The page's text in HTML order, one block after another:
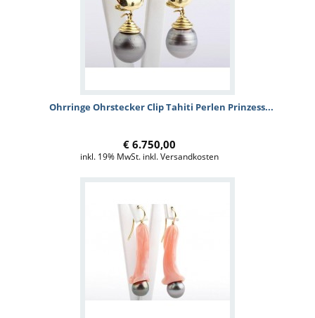
Ohrringe Ohrstecker Clip Tahiti Perlen Prinzess...
€ 6.750,00
inkl. 19% MwSt. inkl. Versandkosten